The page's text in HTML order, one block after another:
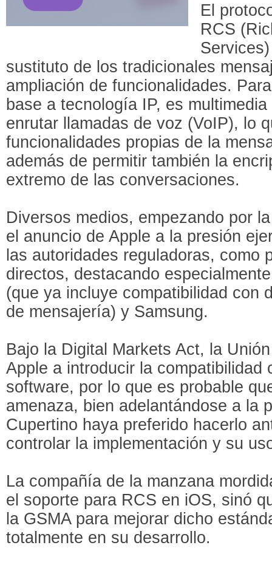
El
RCS
sustituto de los tradicionales
ampliación de funcionalidades.
base a tecnología IP, es
enrutar llamadas de voz (VoIP), lo
funcionalidades propias de la
además de permitir también la
extremo de las conversaciones.
Diversos medios, empezando por
el anuncio de Apple a la presión
las autoridades reguladoras, como
directos, destacando
(que ya incluye compatibilidad con
de mensajería) y Samsung.
Bajo la Digital Markets Act, la
Apple a introducir la compatibilidad
software, por lo que es probable
amenaza, bien adelantándose a la
Cupertino haya preferido hacerlo
controlar la implementación y su
La compañía de la manzana
el soporte para RCS en iOS, sinó
la GSMA para mejorar dicho
totalmente en su desarrollo.